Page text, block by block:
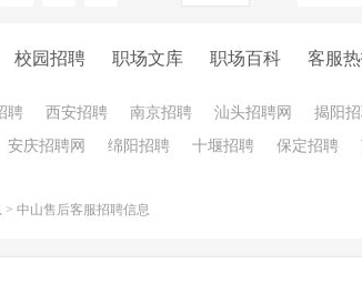
校园招聘 职场文库 职场百科 客服
聘 西安招聘 南京招聘 汕头招聘网 揭阳招
安庆招聘网 绵阳招聘 十堰招聘 保定招聘
> 中山售后客服招聘信息